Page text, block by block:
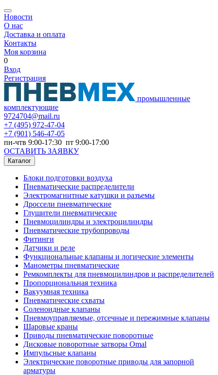
Новости
О нас
Доставка и оплата
Контакты
Моя корзина
0
Вход
Регистрация
промышленные
комплектующие
9724704@mail.ru
+7 (495) 972-47-04
+7 (901) 546-47-05
пн-чтв 9:00-17:30 пт 9:00-17:00
ОСТАВИТЬ ЗАЯВКУ
Каталог
Блоки подготовки воздуха
Пневматические распределители
Электромагнитные катушки и разъемы
Дроссели пневматические
Глушители пневматические
Пневмоцилиндры и электроцилиндры
Пневматические трубопроводы
Фитинги
Датчики и реле
Функциональные клапаны и логические элементы
Манометры пневматические
Ремкомплекты для пневмоцилиндров и распределителей
Пропорциональная техника
Вакуумная техника
Пневматические схваты
Соленоидные клапаны
Пневмоуправляемые, отсечные и пережимные клапаны
Шаровые краны
Приводы пневматические поворотные
Дисковые поворотные затворы Omal
Импульсные клапаны
Электрические поворотные приводы для запорной
арматуры